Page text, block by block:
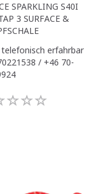
SPARKLING S40I
3 SURFACE &
telefonisch erfahrbar
/ +46 70-